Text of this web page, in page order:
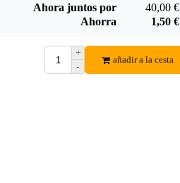
Ahora juntos por
40,00 €
Ahorra
1,50 €
+
-
añadir a la cesta